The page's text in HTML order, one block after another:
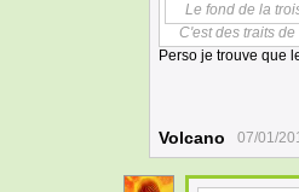
Le fond de la
C'est des traits
Perso je trouve que
Volcano 07/01/